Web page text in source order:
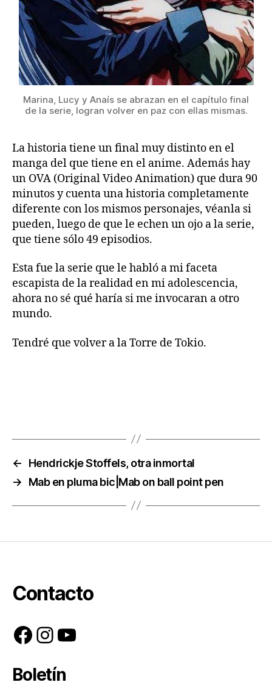
Marina, Lucy y Anaís se abrazan en el capítulo final
de la serie, logran volver en paz con ellas mismas.
La historia tiene un final muy distinto en el
manga del que tiene en el anime. Además hay
un OVA (Original Video Animation) que dura 90
minutos y cuenta una historia completamente
diferente con los mismos personajes, véanla si
pueden, luego de que le echen un ojo a la serie,
que tiene sólo 49 episodios.
Esta fue la serie que le habló a mi faceta
escapista de la realidad en mi adolescencia,
ahora no sé qué haría si me invocaran a otro
mundo.
Tendré que volver a la Torre de Tokio.
←
Hendrickje Stoffels, otra inmortal
→
Mab en pluma bic|Mab on ball point pen
Contacto
Facebook
Instagram
YouTube
Boletín